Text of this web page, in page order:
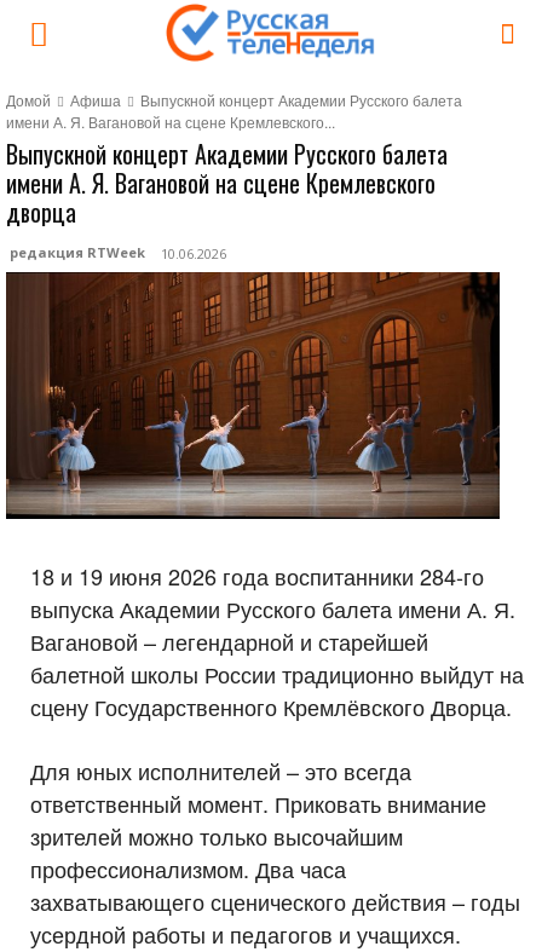
Домой Афиша
Выпускной концерт Академии Русского балета
имени А. Я. Вагановой на сцене Кремлевского...
Выпускной концерт Академии Русского балета
имени А. Я. Вагановой на сцене Кремлевского
дворца
редакция RTWeek 10.06.2026
18 и 19 июня 2026 года воспитанники 284-го
выпуска Академии Русского балета имени А. Я.
Вагановой – легендарной и старейшей
балетной школы России традиционно выйдут на
сцену Государственного Кремлёвского Дворца.
Для юных исполнителей – это всегда
ответственный момент. Приковать внимание
зрителей можно только высочайшим
профессионализмом. Два часа
захватывающего сценического действия – годы
усердной работы и педагогов и учащихся.